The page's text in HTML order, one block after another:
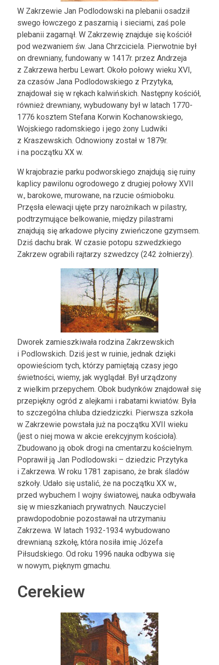
W Zakrzewie Jan Podlodowski na plebanii osadził
swego łowczego z paszarnią i sieciami, zaś pole
plebanii zagarnął. W Zakrzewię znajduje się kościół
pod wezwaniem św. Jana Chrzciciela. Pierwotnie był
on drewniany, fundowany w 1417r. przez Andrzeja
z Zakrzewa herbu Lewart. Około połowy wieku XVI,
za czasów Jana Podlodowskiego z Przytyka,
znajdował się w rękach kalwińskich. Następny kościół,
również drewniany, wybudowany był w latach 1770-
1776 kosztem Stefana Korwin Kochanowskiego,
Wojskiego radomskiego i jego żony Ludwiki
z Kraszewskich. Odnowiony został w 1879r.
i na początku XX w.
W krajobrazie parku podworskiego znajdują się ruiny
kaplicy pawilonu ogrodowego z drugiej połowy XVII
w., barokowe, murowane, na rzucie ośmioboku.
Przęsła elewacji ujęte przy narożnikach w pilastry,
podtrzymujące belkowanie, między pilastrami
znajdują się arkadowe płyciny zwieńczone gzymsem.
Dziś dachu brak. W czasie potopu szwedzkiego
Zakrzew ograbili rajtarzy szwedzcy (242 żołnierzy).
Dworek zamieszkiwała rodzina Zakrzewskich
i Podlowskich. Dziś jest w ruinie, jednak dzięki
opowieściom tych, którzy pamiętają czasy jego
świetności, wiemy, jak wyglądał. Był urządzony
z wielkim przepychem. Obok budynków znajdował się
przepiękny ogród z alejkami i rabatami kwiatów. Była
to szczególna chluba dziedziczki. Pierwsza szkoła
w Zakrzewie powstała już na początku XVII wieku
(jest o niej mowa w akcie erekcyjnym kościoła).
Zbudowano ją obok drogi na cmentarzu kościelnym.
Poprawił ją Jan Podlodowski – dziedzic Przytyka
i Zakrzewa. W roku 1781 zapisano, że brak śladów
szkoły. Udało się ustalić, że na początku XX w.,
przed wybuchem I wojny światowej, nauka odbywała
się w mieszkaniach prywatnych. Nauczyciel
prawdopodobnie pozostawał na utrzymaniu
Zakrzewa. W latach 1932-1934 wybudowano
drewnianą szkołę, która nosiła imię Józefa
Piłsudskiego. Od roku 1996 nauka odbywa się
w nowym, pięknym gmachu.
Cerekiew